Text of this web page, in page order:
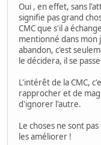
Oui , en effet, sans
signifie pas grand
CMC que s'il a
mentionné dans mon
abandon, c'est
le décidera, il se
L'intérêt de la CMC,
rapprocher et de
d'ignorer l'autre.
Le choses ne sont
les améliorer !